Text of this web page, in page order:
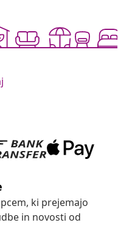
ki prejemajo
in novosti od